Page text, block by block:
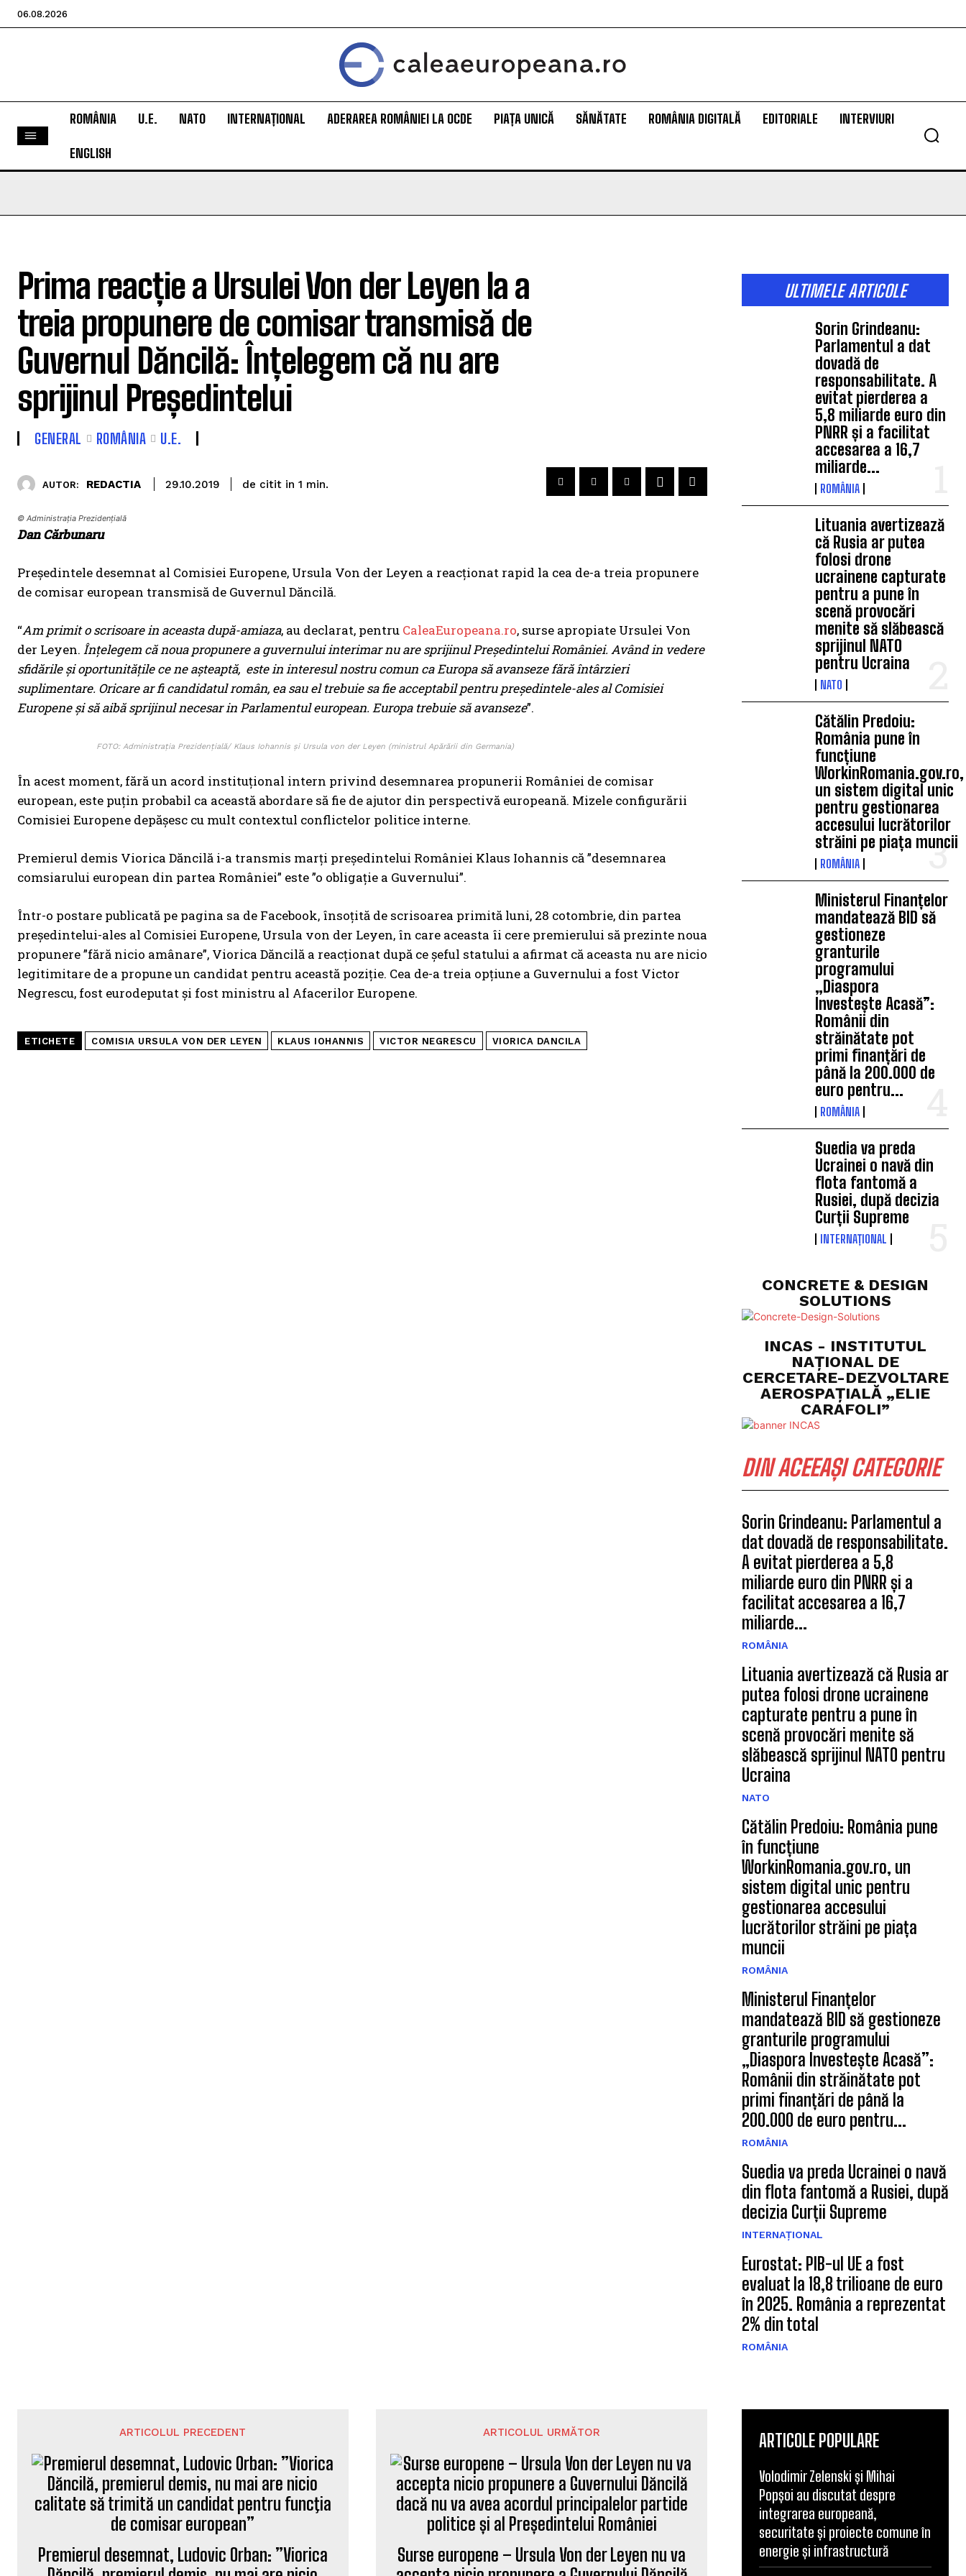
06.08.2026
ROMÂNIA U.E. NATO INTERNAȚIONAL ADERAREA ROMÂNIEI LA OCDE PIAȚA UNICĂ SĂNĂTATE ROMÂNIA DIGITALĂ EDITORIALE INTERVIURI
ENGLISH
Prima reacție a Ursulei Von der Leyen la a
treia propunere de comisar transmisă de
Guvernul Dăncilă: Înțelegem că nu are
sprijinul Președintelui
GENERAL ROMÂNIA U.E.
AUTOR: REDACTIA 29.10.2019 de citit in 1 min.
© Administrația Prezidențială
Dan Cărbunaru
Președintele desemnat al Comisiei Europene, Ursula Von der Leyen a reacționat rapid la cea de-a treia propunere
de comisar european transmisă de Guvernul Dăncilă.
“Am primit o scrisoare in aceasta după-amiaza, au declarat, pentru CaleaEuropeana.ro, surse apropiate Ursulei Von
der Leyen. Înțelegem că noua propunere a guvernului interimar nu are sprijinul Președintelui României. Având in vedere
sfidările și oportunitățile ce ne așteaptă, este in interesul nostru comun ca Europa să avanseze fără întârzieri
suplimentare. Oricare ar fi candidatul român, ea sau el trebuie sa fie acceptabil pentru președintele-ales al Comisiei
Europene și să aibă sprijinul necesar in Parlamentul european. Europa trebuie să avanseze”.
FOTO: Administrația Prezidențială/ Klaus Iohannis și Ursula von der Leyen (ministrul Apărării din Germania)
În acest moment, fără un acord instituțional intern privind desemnarea propunerii României de comisar
european, este puțin probabil ca această abordare să fie de ajutor din perspectivă europeană. Mizele configurării
Comisiei Europene depășesc cu mult contextul conflictelor politice interne.
Premierul demis Viorica Dăncilă i-a transmis marți președintelui României Klaus Iohannis că ”desemnarea
comsiarului european din partea României” este ”o obligație a Guvernului”.
Într-o postare publicată pe pagina sa de Facebook, însoțită de scrisoarea primită luni, 28 cotombrie, din partea
președintelui-ales al Comisiei Europene, Ursula von der Leyen, în care aceasta îi cere premierului să prezinte noua
propunere ”fără nicio amânare”, Viorica Dăncilă a reacționat după ce șeful statului a afirmat că aceasta nu are nicio
legitimitare de a propune un candidat pentru această poziție. Cea de-a treia opțiune a Guvernului a fost Victor
Negrescu, fost eurodeputat și fost ministru al Afacerilor Europene.
ETICHETE COMISIA URSULA VON DER LEYEN KLAUS IOHANNIS VICTOR NEGRESCU VIORICA DANCILA
ULTIMELE ARTICOLE
Sorin Grindeanu:
Parlamentul a dat
dovadă de
responsabilitate. A
evitat pierderea a
5,8 miliarde euro din
PNRR și a facilitat
accesarea a 16,7
miliarde...
ROMÂNIA
Lituania avertizează
că Rusia ar putea
folosi drone
ucrainene capturate
pentru a pune în
scenă provocări
menite să slăbească
sprijinul NATO
pentru Ucraina
NATO
Cătălin Predoiu:
România pune în
funcțiune
WorkinRomania.gov.ro,
un sistem digital unic
pentru gestionarea
accesului lucrătorilor
străini pe piața muncii
ROMÂNIA
Ministerul Finanțelor
mandatează BID să
gestioneze
granturile
programului
„Diaspora
Investește Acasă”:
Românii din
străinătate pot
primi finanțări de
până la 200.000 de
euro pentru...
ROMÂNIA
Suedia va preda
Ucrainei o navă din
flota fantomă a
Rusiei, după decizia
Curții Supreme
INTERNAȚIONAL
CONCRETE & DESIGN
SOLUTIONS
INCAS - INSTITUTUL
NAȚIONAL DE
CERCETARE-DEZVOLTARE
AEROSPAȚIALĂ „ELIE
CARAFOLI”
DIN ACEEAȘI CATEGORIE
Sorin Grindeanu: Parlamentul a
dat dovadă de responsabilitate.
A evitat pierderea a 5,8
miliarde euro din PNRR și a
facilitat accesarea a 16,7
miliarde...
ROMÂNIA
Lituania avertizează că Rusia ar
putea folosi drone ucrainene
capturate pentru a pune în
scenă provocări menite să
slăbească sprijinul NATO pentru
Ucraina
NATO
Cătălin Predoiu: România pune
în funcțiune
WorkinRomania.gov.ro, un
sistem digital unic pentru
gestionarea accesului
lucrătorilor străini pe piața
muncii
ROMÂNIA
Ministerul Finanțelor
mandatează BID să gestioneze
granturile programului
„Diaspora Investește Acasă”:
Românii din străinătate pot
primi finanțări de până la
200.000 de euro pentru...
ROMÂNIA
Suedia va preda Ucrainei o navă
din flota fantomă a Rusiei, după
decizia Curții Supreme
INTERNAȚIONAL
Eurostat: PIB-ul UE a fost
evaluat la 18,8 trilioane de euro
în 2025. România a reprezentat
2% din total
ROMÂNIA
ARTICOLUL PRECEDENT
Premierul desemnat, Ludovic Orban: ”Viorica
ARTICOLUL URMĂTOR
Surse europene – Ursula Von der Leyen nu va
ARTICOLE POPULARE
Volodimir Zelenski și Mihai
Popșoi au discutat despre
integrarea europeană,
securitate și proiecte comune în
energie și infrastructură